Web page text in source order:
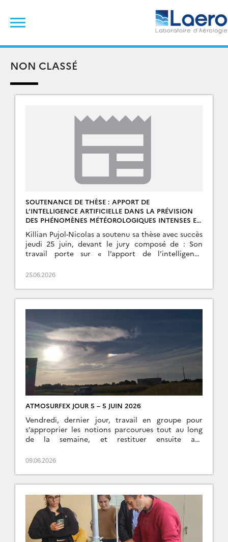
content
NON CLASSÉ
SOUTENANCE DE THÈSE : APPORT DE
L’INTELLIGENCE ARTIFICIELLE DANS LA PRÉVISION
DES PHÉNOMÈNES MÉTÉOROLOGIQUES INTENSES EN
Killian Pujol-Nicolas a soutenu sa thèse avec succès
jeudi 25 juin, devant le jury composé de : Son
travail porte sur « l’apport de l’intelligence
25.06.2026
ATMOSURFEX JOUR 5 – 5 JUIN 2026
Vendredi, dernier jour, travail en groupe pour
s’approprier les notions parcourues tout au long
de la semaine, et restituer ensuite aux
avec des restitutions théatrales vraiment […]
09.06.2026